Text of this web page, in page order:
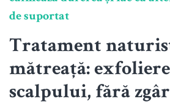
de suportat
Tratament
mătreață:
scalpului, fără